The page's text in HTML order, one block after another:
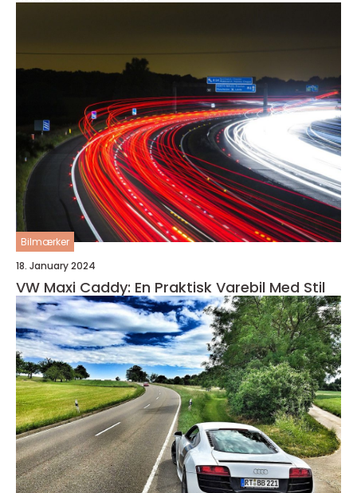
Bilmærker
18. January 2024
VW Maxi Caddy: En Praktisk Varebil Med Stil